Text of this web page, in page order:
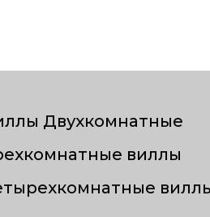
Двухкомнатные
виллы